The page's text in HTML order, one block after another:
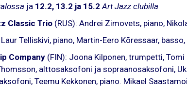
ja 12.2, 13.2 ja 15.2 Art Jazz clubilla
Classic Trio (RUS): Andrei Zimovets, piano,
Laur Telliskivi, piano, Martin-Eero Kõressaar,
Company (FIN): Joona Kilponen, trumpetti,
alttosaksofoni ja sopraanosaksofoni,
Teemu Kekkonen, piano. Mikael